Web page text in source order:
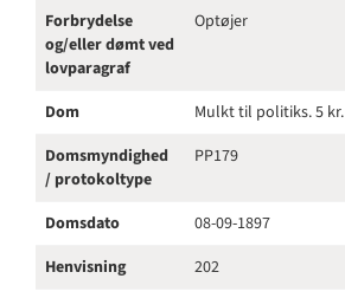
Forbrydelse
og/eller dømt ved
lovparagraf
Optøjer
Dom
Mulkt til politiks. 5 kr.
Domsmyndighed
/ protokoltype
PP179
Domsdato
08-09-1897
Henvisning
202